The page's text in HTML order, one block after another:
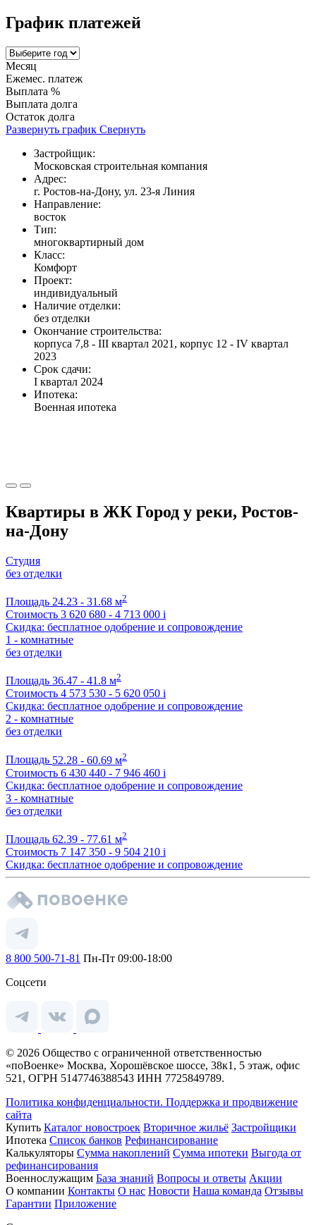
График платежей
Месяц
Ежемес. платеж
Выплата %
Выплата долга
Остаток долга
Развернуть график Свернуть
Застройщик:
Московская строительная компания
Адрес:
г. Ростов-на-Дону, ул. 23-я Линия
Направление:
восток
Тип:
многоквартирный дом
Класс:
Комфорт
Проект:
индивидуальный
Наличие отделки:
без отделки
Окончание строительства:
корпуса 7,8 - III квартал 2021, корпус 12 - IV квартал
2023
Срок сдачи:
I квартал 2024
Ипотека:
Военная ипотека
Квартиры в ЖК Город у реки, Ростов-
на-Дону
Студия
без отделки
Площадь 24.23 - 31.68 м2
Стоимость 3 620 680 - 4 713 000 i
Скидка: бесплатное одобрение и сопровождение
1 - комнатные
без отделки
Площадь 36.47 - 41.8 м2
Стоимость 4 573 530 - 5 620 050 i
Скидка: бесплатное одобрение и сопровождение
2 - комнатные
без отделки
Площадь 52.28 - 60.69 м2
Стоимость 6 430 440 - 7 946 460 i
Скидка: бесплатное одобрение и сопровождение
3 - комнатные
без отделки
Площадь 62.39 - 77.61 м2
Стоимость 7 147 350 - 9 504 210 i
Скидка: бесплатное одобрение и сопровождение
8 800 500-71-81 Пн-Пт 09:00-18:00
Соцсети
© 2026 Общество с ограниченной ответственностью
«поВоенке» Москва, Хорошёвское шоссе, 38к1, 5 этаж, офис
521, ОГРН 5147746388543 ИНН 7725849789.
Политика конфиденциальности. Поддержка и продвижение
сайта
Купить Каталог новостроек Вторичное жильё Застройщики
Ипотека Список банков Рефинансирование
Калькуляторы Сумма накоплений Сумма ипотеки Выгода от
рефинансирования
Военнослужащим База знаний Вопросы и ответы Акции
О компании Контакты О нас Новости Наша команда Отзывы
Гарантии Приложение